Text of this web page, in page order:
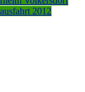
2012